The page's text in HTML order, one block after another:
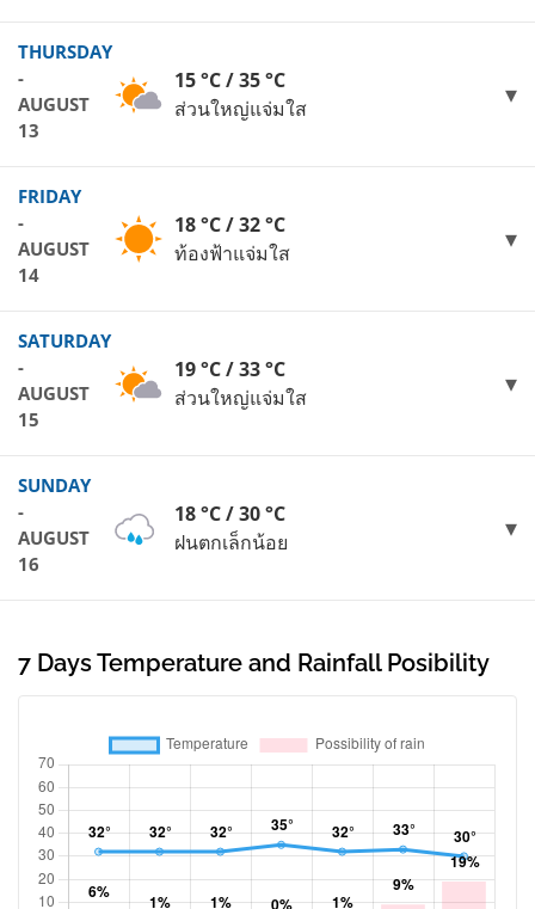
THURSDAY
-
AUGUST
13
15 °C / 35 °C
ส่วนใหญ่แจ่มใส
FRIDAY
-
AUGUST
14
18 °C / 32 °C
ท้องฟ้าแจ่มใส
SATURDAY
-
AUGUST
15
19 °C / 33 °C
ส่วนใหญ่แจ่มใส
SUNDAY
-
AUGUST
16
18 °C / 30 °C
ฝนตกเล็กน้อย
7 Days Temperature and Rainfall Posibility